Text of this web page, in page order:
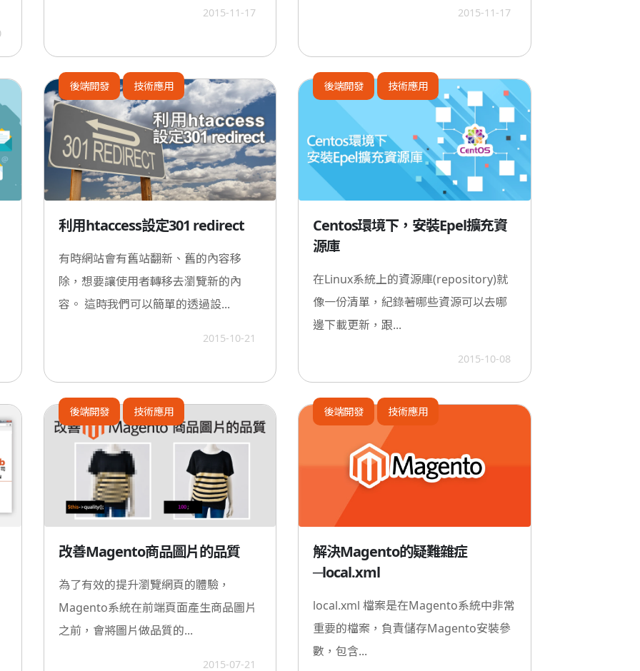
2015-11-17 2015-11-17
利用htaccess設定301 redirect
有時網站會有舊站翻新、舊的內容移
除，想要讓使用者轉移去瀏覽新的內
容。 這時我們可以簡單的透過設...
2015-10-21
後端開發 技術應用
Centos環境下，安裝Epel擴充資
源庫
在Linux系統上的資源庫(repository)就
像一份清單，紀錄著哪些資源可以去哪
邊下載更新，跟...
2015-10-08
後端開發 技術應用
改善Magento商品圖片的品質
為了有效的提升瀏覽網頁的體驗，
Magento系統在前端頁面產生商品圖片
之前，會將圖片做品質的...
2015-07-21
後端開發 技術應用
解決Magento的疑難雜症
─local.xml
local.xml 檔案是在Magento系統中非常
重要的檔案，負責儲存Magento安裝參
數，包含...
後端開發 技術應用